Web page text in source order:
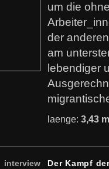
um die
der
am
lebendiger
laenge: 3,43
interview Der Kampf